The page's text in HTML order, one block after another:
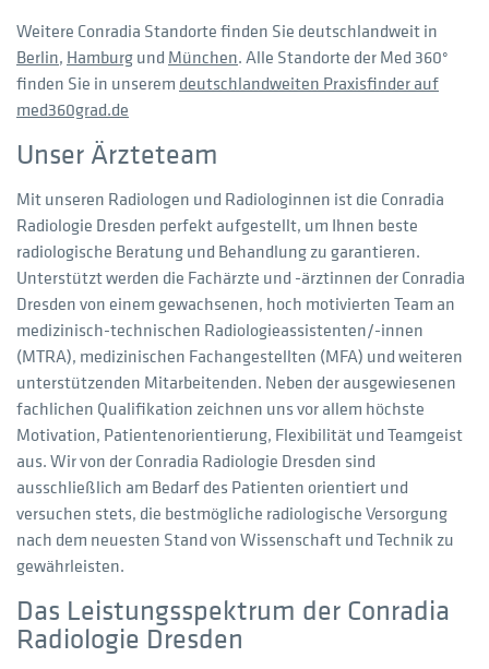
Weitere Conradia Standorte finden Sie deutschlandweit in
Berlin, Hamburgund München. Alle Standorte der Med 360°
finden Sie in unserem deutschlandweiten Praxisfinder auf
med360grad.de
Unser Ärzteteam
Mit unseren Radiologen und Radiologinnen ist die Conradia
Radiologie Dresden perfekt aufgestellt, um Ihnen beste
radiologische Beratung und Behandlung zu garantieren.
Unterstützt werden die Fachärzte und -ärztinnen der Conradia
Dresden von einem gewachsenen, hoch motivierten Team an
medizinisch-technischen Radiologieassistenten/-innen
(MTRA), medizinischen Fachangestellten (MFA) und weiteren
unterstützenden Mitarbeitenden. Neben der ausgewiesenen
fachlichen Qualifikation zeichnen uns vor allem höchste
Motivation, Patientenorientierung, Flexibilität und Teamgeist
aus. Wir von der Conradia Radiologie Dresden sind
ausschließlich am Bedarf des Patienten orientiert und
versuchen stets, die bestmögliche radiologische Versorgung
nach dem neuesten Stand von Wissenschaft und Technik zu
gewährleisten.
Das Leistungsspektrum der Conradia
Radiologie Dresden